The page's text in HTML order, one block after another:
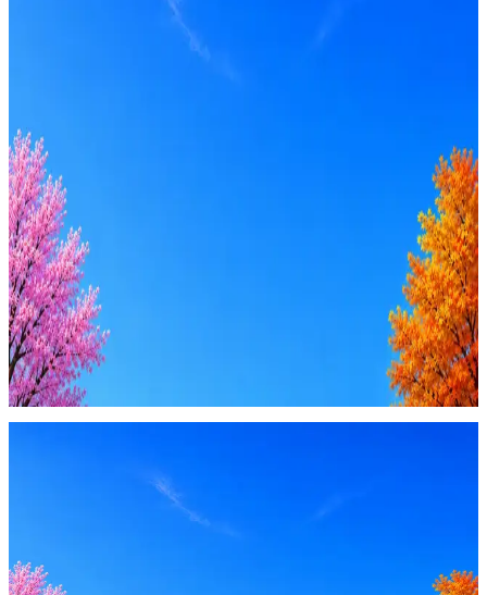
Оффер быстрее с Эйч
Будьте осторожны: если работодатель просит войти через
Google, iCloud или Госуслуги, прислать код или пароль,
запустить ПО или перевести деньги — это мошенники.
Жмите Пожаловаться
Стратегия поиска с AI: рынки, позиции, вилка, каналы